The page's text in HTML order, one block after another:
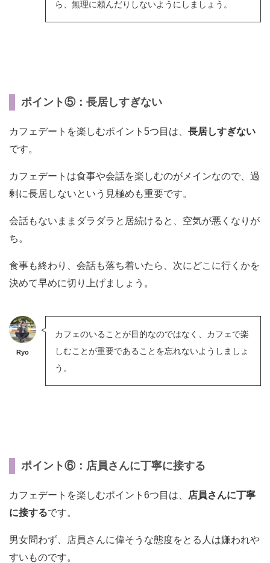
ら、無理に頼んだりしないようにしましょう。
ポイント⑤：長居しすぎない
カフェデートを楽しむポイント5つ目は、 長居しすぎない
です。
カフェデートは食事や会話を楽しむのがメインなので、過
剰に長居しないという見極めも重要です。
会話もないままダラダラと居続けると、空気が悪くなりが
ち。
食事も終わり、会話も落ち着いたら、次にどこに行くかを
決めて早めに切り上げましょう。
Ryo
カフェのいることが目的なのではなく、カフェで楽
しむことが重要であることを忘れないようしましょ
う。
ポイント⑥：店員さんに丁寧に接する
カフェデートを楽しむポイント6つ目は、
店員さんに丁寧
に接するです。
男女問わず、店員さんに偉そうな態度をとる人は嫌われや
すいものです。